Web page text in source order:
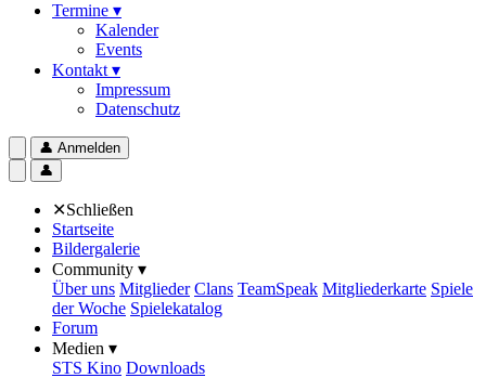
Termine ▾
Kalender
Events
Kontakt ▾
Impressum
Datenschutz
👤 Anmelden
👤
✕Schließen
Startseite
Bildergalerie
Community ▾
Über uns Mitglieder Clans TeamSpeak Mitgliederkarte Spiele
der Woche Spielekatalog
Forum
Medien ▾
STS Kino Downloads